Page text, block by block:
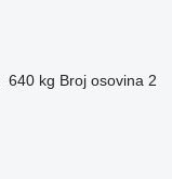
640 kg Broj osovina 2